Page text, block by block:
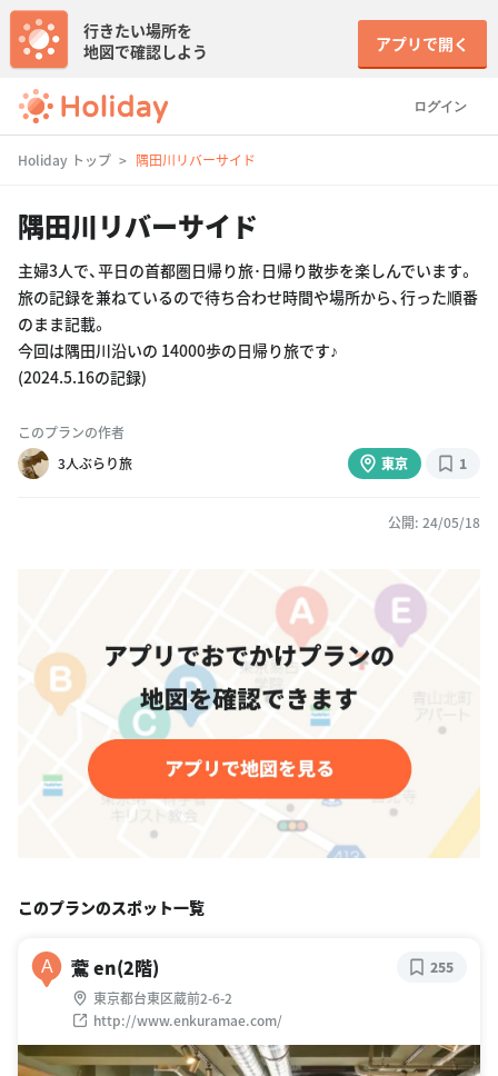
ログイン
行きたい場所を
地図で確認しよう
アプリで開く
Holiday トップ 隅田川リバーサイド
隅田川リバーサイド
主婦3人で、平日の首都圏日帰り旅･日帰り散歩を楽しんでいます。
旅の記録を兼ねているので待ち合わせ時間や場所から、行った順番
のまま記載。
今回は隅田川沿いの 14000歩の日帰り旅です♪
(2024.5.16の記録)
このプランの作者
3人ぶらり旅
東京 1
公開: 24/05/18
このプランのスポット一覧
A 鷰 en(2階)
東京都台東区蔵前2-6-2
http://www.enkuramae.com/
255